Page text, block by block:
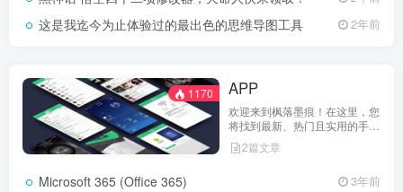
这是我迄今为止体验过的最出色的思维导图工具 2年前
1170 APP
欢迎来到枫落墨痕！在这里，您
将找到最新、热门且实用的手机
应用推荐。无论您需要社交媒体
应用、游戏、工具类应用还是其
精心挑选了最好的。立即探索并
2篇文章
Microsoft 365 (Office 365) 3年前